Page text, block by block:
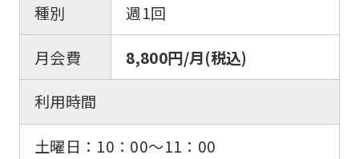
種別
週1回
月会費
8,800円/月(税込)
利用時間
土曜日：10：00〜11：00